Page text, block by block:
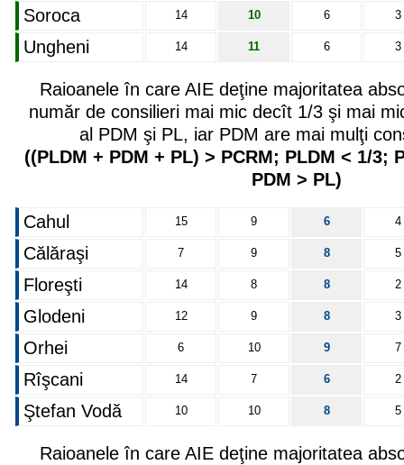
Soroca 14 10 6 3
Ungheni 14 11 6 3
Raioanele în care AIE deţine majoritatea
număr de consilieri mai mic decît 1/3 şi mai
al PDM şi PL, iar PDM are mai mulţi
((PLDM + PDM + PL) > PCRM; PLDM < 1/3;
PDM > PL)
Cahul 15 9 6 4
Călăraşi 7 9 8 5
Floreşti 14 8 8 2
Glodeni 12 9 8 3
Orhei 6 10 9 7
Rîşcani 14 7 6 2
Ştefan Vodă 10 10 8 5
Raioanele în care AIE deţine majoritatea